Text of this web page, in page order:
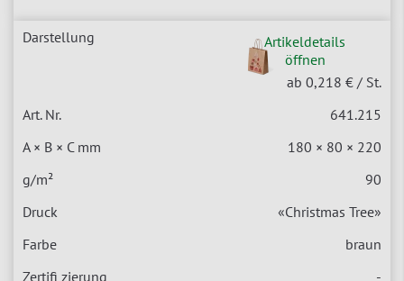
Artikeldetails
öffnen
ab 0,218 € / St.
641.215
180 × 80 × 220
90
«Christmas Tree»
braun
-